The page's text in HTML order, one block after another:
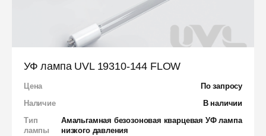
УФ лампа UVL 19310-144 FLOW
Цена
По запросу
Наличие
В наличии
Тип
лампы
Амальгамная безозоновая кварцевая УФ лампа
низкого давления